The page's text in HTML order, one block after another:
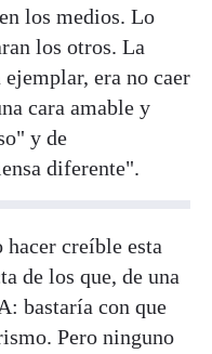
los medios. Lo
los otros. La
era no caer
cara amable y
y de
diferente".
creíble esta
de los que, de una
bastaría con que
Pero ninguno